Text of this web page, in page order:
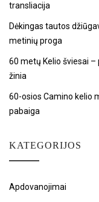
transliacija
Dėkingas tautos
metinių proga
60 metų Kelio šviesai
žinia
60-osios Camino kelio
pabaiga
KATEGORIJOS
Apdovanojimai